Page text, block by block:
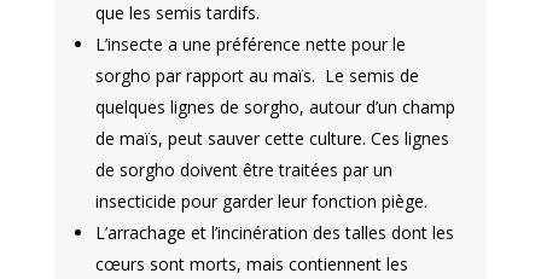
que les semis tardifs.
L’insecte a une préférence nette pour le
sorgho par rapport au maïs. Le semis de
quelques lignes de sorgho, autour d’un champ
de maïs, peut sauver cette culture. Ces lignes
de sorgho doivent être traitées par un
insecticide pour garder leur fonction piège.
L’arrachage et l’incinération des talles dont les
cœurs sont morts, mais contiennent les